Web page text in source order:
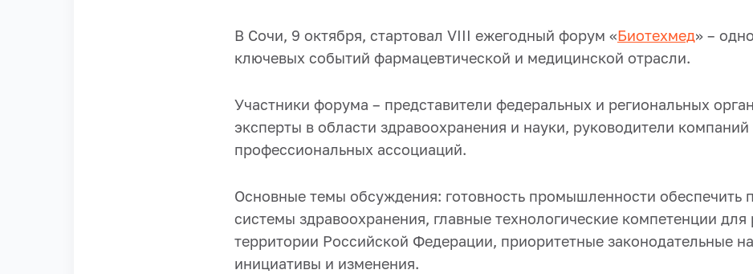
В Сочи, 9 октября, стартовал VIII ежегодный форум «Биотехмед» –
ключевых событий фармацевтической и медицинской отрасли.
Участники форума – представители федеральных и региональных
эксперты в области здравоохранения и науки, руководители компаний
профессиональных ассоциаций.
Основные темы обсуждения: готовность промышленности обеспечить
системы здравоохранения, главные технологические компетенции для
территории Российской Федерации, приоритетные законодательные
инициативы и изменения.